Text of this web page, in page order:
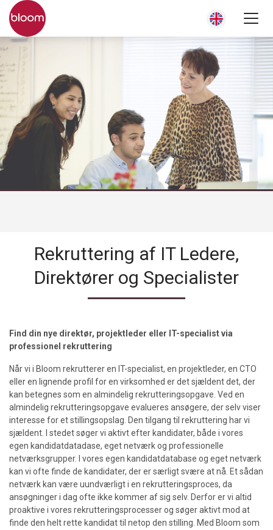
Rekruttering af IT Ledere,
Direktører og Specialister
Find din nye direktør, projektleder eller IT-specialist via
professionel rekruttering
Når vi i Bloom rekrutterer en IT-specialist, en projektleder, en CTO
eller en lignende profil for en virksomhed er det sjældent det, der
kan betegnes som en almindelig rekrutteringsopgave. Ved en
almindelig rekrutteringsopgave evalueres ansøgere, der selv viser
interesse for et stillingsopslag. Den tilgang til rekruttering har vi
sjældent. I stedet søger vi aktivt efter kandidater, både i vores
egen kandidatdatadase, eget netværk og professionelle
netværksgrupper. I vores egen kandidatdatabase og eget netværk
kan vi ofte finde de kandidater, der er særligt svære at nå. Et sådan
netværk kan være uundværligt i en rekrutteringsproces, da
ansøgninger i dag ofte ikke kommer af sig selv. Derfor er vi altid
proaktive i vores rekrutteringsprocesser og søger aktivt mod at
finde den helt rette kandidat til netop den stilling. Med Bloom som